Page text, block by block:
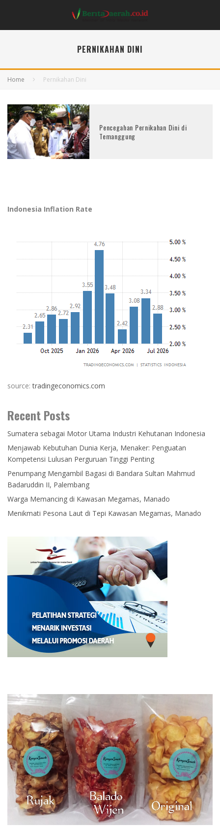
PERNIKAHAN DINI
Home Pernikahan Dini
Pencegahan Pernikahan Dini di
Temanggung
Indonesia Inflation Rate
source:tradingeconomics.com
Recent Posts
Sumatera sebagai Motor Utama Industri Kehutanan Indonesia
Menjawab Kebutuhan Dunia Kerja, Menaker: Penguatan
Kompetensi Lulusan Perguruan Tinggi Penting
Penumpang Mengambil Bagasi di Bandara Sultan Mahmud
Badaruddin II, Palembang
Warga Memancing di Kawasan Megamas, Manado
Menikmati Pesona Laut di Tepi Kawasan Megamas, Manado